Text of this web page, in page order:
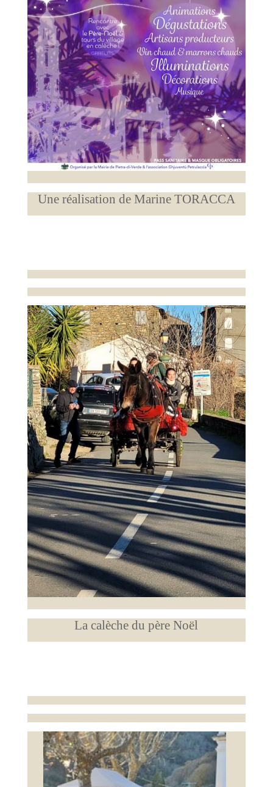
Une réalisation de Marine TORACCA
La calèche du père Noël